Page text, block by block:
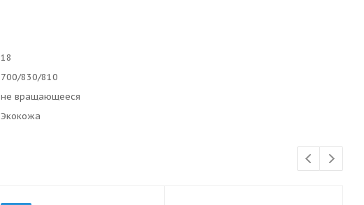
18
700/830/810
не вращающееся
Экокожа